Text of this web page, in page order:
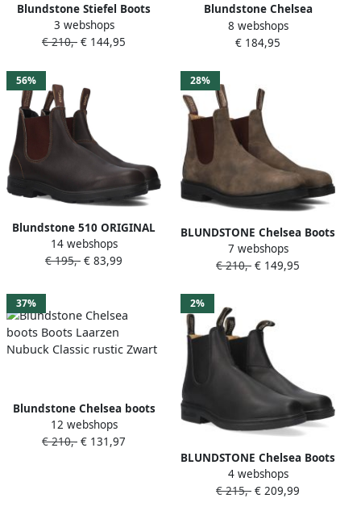
Blundstone Stiefel Boots
#1308 Leather (Dress
Series) Rustic Black-4.5UK
3 webshops
€ 210,- € 144,95
Blundstone Chelsea
Laarzen Loop in Stijl met
Dark Olive Breast Beatle El
8 webshops
€ 184,95
56%
Blundstone 510 ORIGINAL
Volwassenen
laarzenPopulaire Pantoffel
14 webshops
€ 195,- € 83,99
28%
BLUNDSTONE Chelsea Boots
Dress Boot Maat: 38 5
Materiaal: Nubuck Kleur:
7 webshops
€ 210,- € 149,95
37%
Blundstone Chelsea boots
Boots Laarzen Nubuck
Classic rustic Zwart
12 webshops
€ 210,- € 131,97
2%
BLUNDSTONE Chelsea Boots
Dress Boot Maat: 41 5
Materiaal: Leer Kleur: Zwart
4 webshops
€ 215,- € 209,99